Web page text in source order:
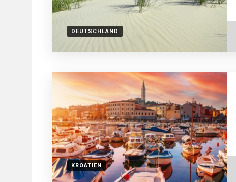
DEUTSCHLAND
KROATIEN